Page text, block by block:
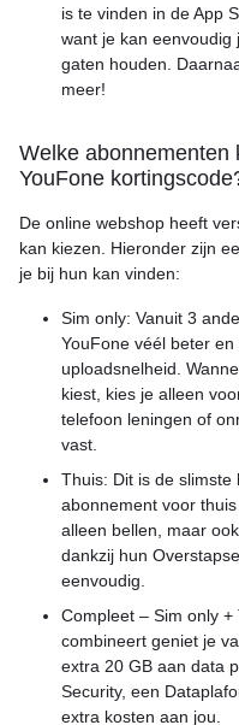
is te vinden in de App
want je kan
gaten houden.
meer!
Welke abonnementen
YouFone
De online webshop heeft
kan kiezen. Hieronder zijn
je bij hun kan vinden:
Sim only: Vanuit 3
YouFone véél beter
uploadsnelheid.
kiest, kies je alleen
telefoon leningen of
vast.
Thuis: Dit is de slimste
abonnement voor
alleen bellen, maar
dankzij hun
eenvoudig.
Compleet – Sim only
combineert geniet je
extra 20 GB aan data
Security, een
extra kosten aan jou.